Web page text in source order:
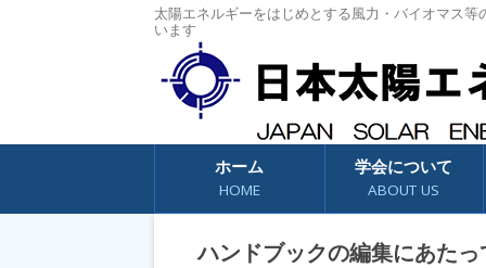
太陽エネルギーをはじめとする風力・バイオマス
います
コンテンツへスキップ
ホーム
HOME
学会について
ABOUT US
ハンドブックの編集にあたっ